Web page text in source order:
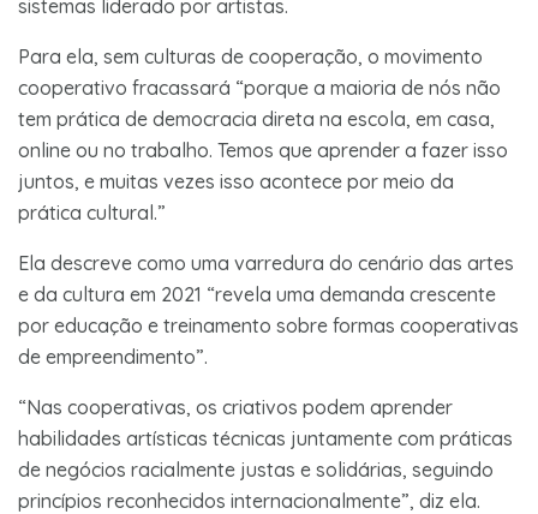
sistemas liderado por artistas.
Para ela, sem culturas de cooperação, o movimento
cooperativo fracassará “porque a maioria de nós não
tem prática de democracia direta na escola, em casa,
online ou no trabalho. Temos que aprender a fazer isso
juntos, e muitas vezes isso acontece por meio da
prática cultural.”
Ela descreve como uma varredura do cenário das artes
e da cultura em 2021 “revela uma demanda crescente
por educação e treinamento sobre formas cooperativas
de empreendimento”.
“Nas cooperativas, os criativos podem aprender
habilidades artísticas técnicas juntamente com práticas
de negócios racialmente justas e solidárias, seguindo
princípios reconhecidos internacionalmente”, diz ela.